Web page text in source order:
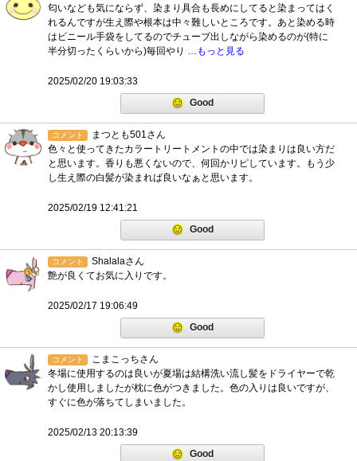
匂いなども気にならず、染まり具合も長めにしてると染まってはく
れるんですが生え際や根本は中々難しいところです。あと染める時
はビニール手袋をしてるのでチューブ出しながら染めるのが(特に
半分切ったくらいから)毎回やり …もっと見る
2025/02/20 19:03:33
Good
コメント
まつとも501さん
色々と使ってきたカラートリートメントの中では染まりは良い方だ
と思います。香りも悪くないので、何回かリピしています。もう少
し生え際の白髪が染まれば良いなぁと思います。
2025/02/19 12:41:21
Good
コメント
Shalalaさん
艶が良くてお気に入りです。
2025/02/17 19:06:49
Good
コメント
こまこっちさん
冬場に使用するのは良いが夏場は結構洗い流し髪をドライヤーで乾
かし使用しましたが枕に色がつきました。色の入りは良いですが、
すぐに色が落ちてしまいました。
2025/02/13 20:13:39
Good